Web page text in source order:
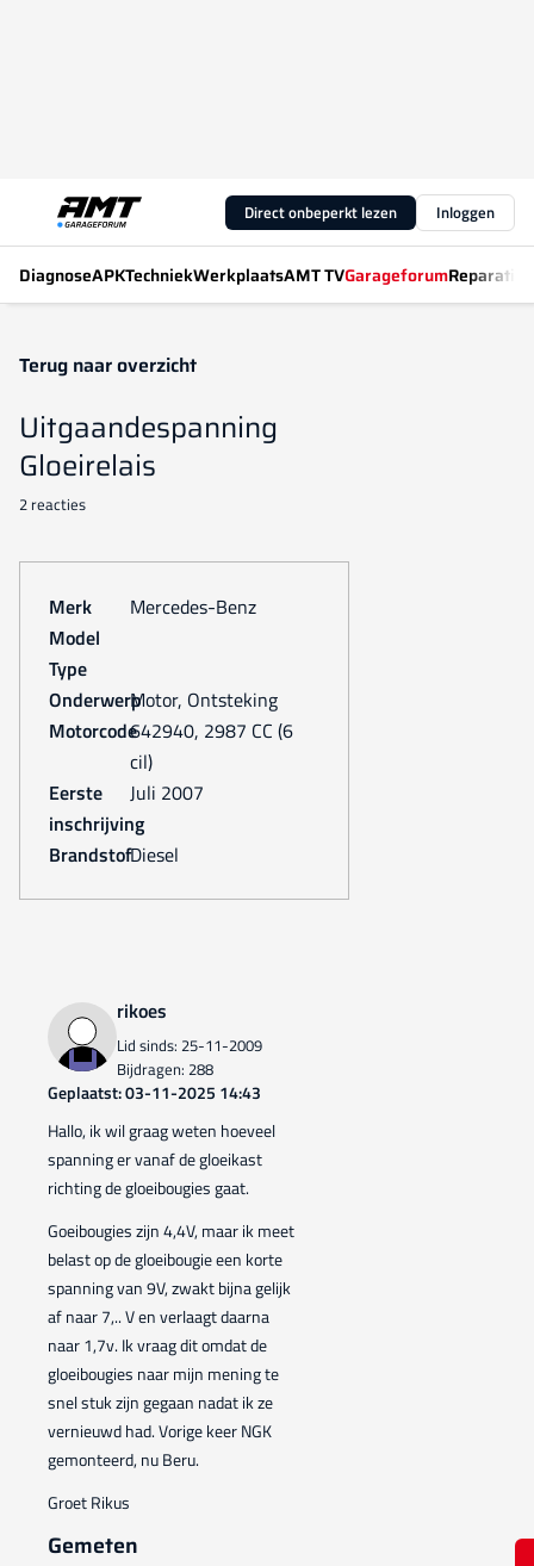
Direct onbeperkt lezen Inloggen
DiagnoseAPKTechniekWerkplaatsAMT TVGarageforum
Terug naar overzicht
Uitgaandespanning
Gloeirelais
2 reacties
Merk
Mercedes-Benz
Model
Type
OnderwerpMotor, Ontsteking
Motorcode642940, 2987 CC (6
cil)
Eerste
inschrijving
juli 2007
Brandstof Diesel
rikoes
Lid sinds: 25-11-2009
Bijdragen: 288
Geplaatst: 03-11-2025 14:43
Hallo, ik wil graag weten hoeveel
spanning er vanaf de gloeikast
richting de gloeibougies gaat.
Goeibougies zijn 4,4V, maar ik meet
belast op de gloeibougie een korte
spanning van 9V, zwakt bijna gelijk
af naar 7,.. V en verlaagt daarna
naar 1,7v. Ik vraag dit omdat de
gloeibougies naar mijn mening te
snel stuk zijn gegaan nadat ik ze
vernieuwd had. Vorige keer NGK
gemonteerd, nu Beru.
Groet Rikus
Gemeten